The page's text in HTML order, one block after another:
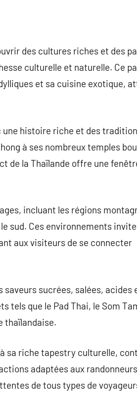
des cultures riches et des
culturelle et naturelle. Ce
et sa cuisine exotique,
histoire riche et des
à ses nombreux temples
de la Thaïlande offre une
incluant les régions
sud. Ces environnements
aux visiteurs de se connecter
sucrées, salées, acides
tels que le Pad Thai, le Som
thaïlandaise.
sa riche tapestry culturelle,
adaptées aux
de tous types de